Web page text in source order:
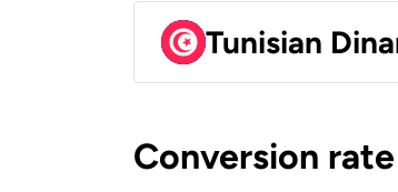
Tunisian
Conversion